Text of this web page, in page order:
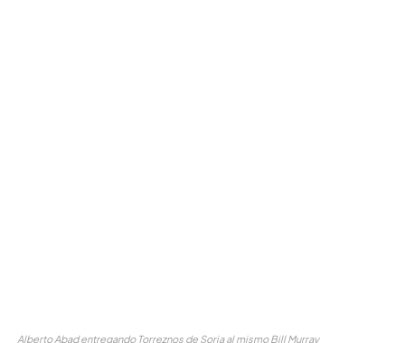
Alberto Abad entregando Torreznos de Soria al mismo Bill Murray